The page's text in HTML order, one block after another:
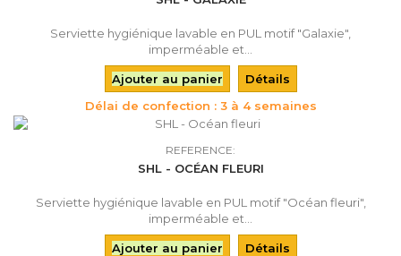
Serviette hygiénique lavable en PUL motif "Galaxie",
imperméable et...
Ajouter au panier
Détails
Délai de confection : 3 à 4 semaines
REFERENCE:
SHL - OCÉAN FLEURI
Serviette hygiénique lavable en PUL motif "Océan fleuri",
imperméable et...
Ajouter au panier
Détails